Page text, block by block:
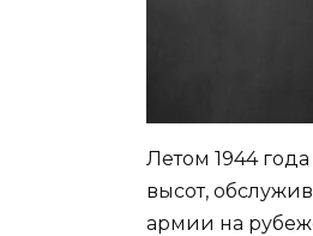
Летом 1944
высот,
армии на